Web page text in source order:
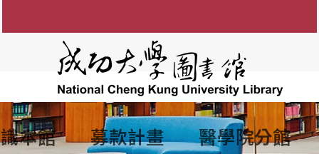
本館 募款計畫 醫學院分館